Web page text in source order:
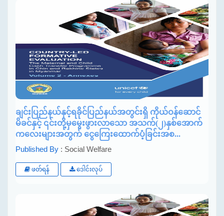
ချင်းပြည်နယ်နှင့်ရခိုင်ပြည်နယ်အတွင်းရှိ ကိုယ်ဝန်ဆောင်
မိခင်နှင့် ၎င်းတို့မှမွေးဖွားလာသော အသက်(၂)နှစ်အောက်
ကလေးများအတွက် ငွေကြေးထောက်ပံ့ခြင်းအစ...
Published By : Social Welfare
ဖတ်ရန် ဒေါင်းလုပ်